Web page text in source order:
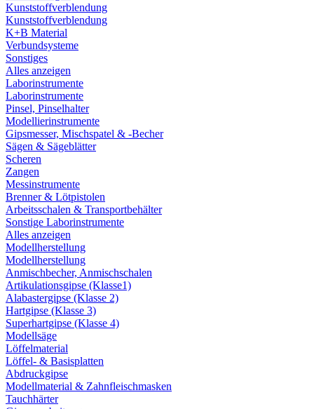
Kunststoffverblendung
Kunststoffverblendung
K+B Material
Verbundsysteme
Sonstiges
Alles anzeigen
Laborinstrumente
Laborinstrumente
Pinsel, Pinselhalter
Modellierinstrumente
Gipsmesser, Mischspatel & -Becher
Sägen & Sägeblätter
Scheren
Zangen
Messinstrumente
Brenner & Lötpistolen
Arbeitsschalen & Transportbehälter
Sonstige Laborinstrumente
Alles anzeigen
Modellherstellung
Modellherstellung
Anmischbecher, Anmischschalen
Artikulationsgipse (Klasse1)
Alabastergipse (Klasse 2)
Hartgipse (Klasse 3)
Superhartgipse (Klasse 4)
Modellsäge
Löffelmaterial
Löffel- & Basisplatten
Abdruckgipse
Modellmaterial & Zahnfleischmasken
Tauchhärter